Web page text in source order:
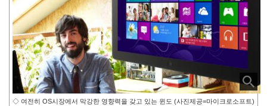
◇ 여전히 OS시장에서 막강한 영향력을 갖고 있는 윈도 (사진제공=마이크로소프트)